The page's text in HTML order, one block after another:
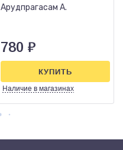
Арудпрагасам А.
780 ₽
Наличие в магазинах
КУПИТЬ